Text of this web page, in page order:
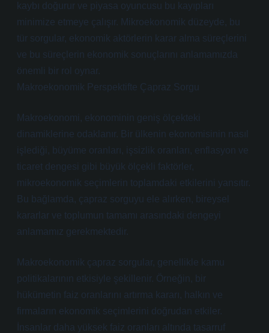
kaybı doğurur ve piyasa oyuncusu bu kayıpları
minimize etmeye çalışır. Mikroekonomik düzeyde, bu
tür sorgular, ekonomik aktörlerin karar alma süreçlerini
ve bu süreçlerin ekonomik sonuçlarını anlamamızda
önemli bir rol oynar.
Makroekonomik Perspektifte Çapraz Sorgu
Makroekonomi, ekonominin geniş ölçekteki
dinamiklerine odaklanır. Bir ülkenin ekonomisinin nasıl
işlediği, büyüme oranları, işsizlik oranları, enflasyon ve
ticaret dengesi gibi büyük ölçekli faktörler,
mikroekonomik seçimlerin toplamdaki etkilerini yansıtır.
Bu bağlamda, çapraz sorguyu ele alırken, bireysel
kararlar ve toplumun tamamı arasındaki dengeyi
anlamamız gerekmektedir.
Makroekonomik çapraz sorgular, genellikle kamu
politikalarının etkisiyle şekillenir. Örneğin, bir
hükümetin faiz oranlarını artırma kararı, halkın ve
firmaların ekonomik seçimlerini doğrudan etkiler.
İnsanlar daha yüksek faiz oranları altında tasarruf